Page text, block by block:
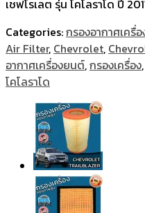
เชฟโรเลต รุ่น โคโลราโด ปี
Categories:กรองอากาศเครื่
Air Filter, Chevrolet,
อากาศเครื่องยนต์,กรองเครื่อง,
โคโลราโด